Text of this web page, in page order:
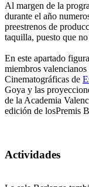
Al margen de la
durante el año
preestrenos de
taquilla, puesto que
En este apartado
miembros
Cinematográficas de
Goya y las
de la Academia
edición de losPremis
Actividades